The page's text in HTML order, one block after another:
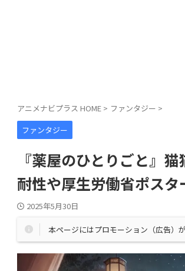
アニメナビプラス HOME > ファンタジー >
ファンタジー
『薬屋のひとりごと』
耐性や厚生労働省ポス
2025年5月30日
本ページにはプロモーション（広告）